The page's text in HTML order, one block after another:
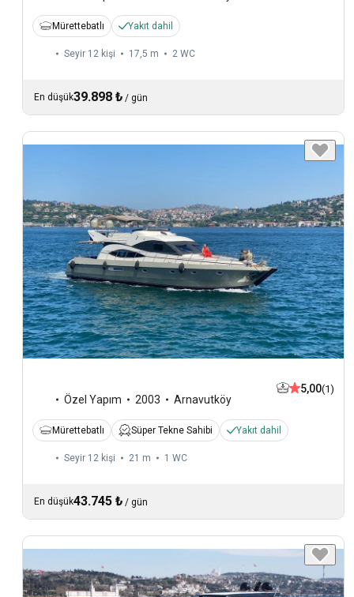
Mürettebatlı Yakıt dahil
Seyir 12 kişi 17,5 m 2 WC
En düşük39.898 ₺ / gün
Özel Yapım 2003 Arnavutköy
5,00(1)
Mürettebatlı Süper Tekne Sahibi Yakıt dahil
Seyir 12 kişi 21 m 1 WC
En düşük43.745 ₺ / gün